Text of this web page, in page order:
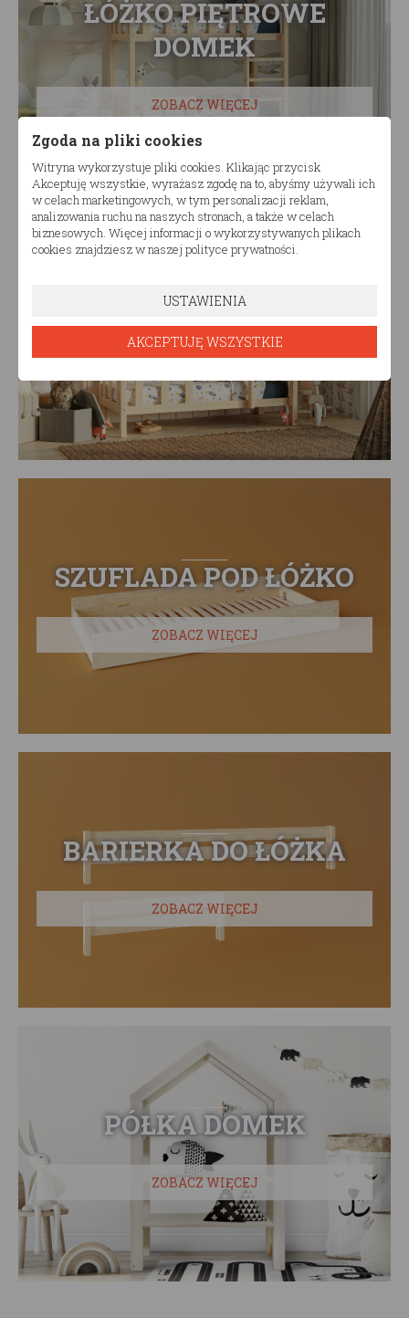
ŁÓŻKO PIĘTROWE
DOMEK
ZOBACZ WIĘCEJ
ŁÓŻKO PIĘTROWE
ZOBACZ WIĘCEJ
SZUFLADA POD ŁÓŻKO
ZOBACZ WIĘCEJ
BARIERKA DO ŁÓŻKA
ZOBACZ WIĘCEJ
PÓŁKA DOMEK
ZOBACZ WIĘCEJ
Zgoda na pliki cookies
Witryna wykorzystuje pliki cookies. Klikając przycisk
Akceptuję wszystkie, wyrażasz zgodę na to, abyśmy używali ich
w celach marketingowych, w tym personalizacji reklam,
analizowania ruchu na naszych stronach, a także w celach
biznesowych. Więcej informacji o wykorzystywanych plikach
cookies znajdziesz w naszej polityce prywatności.
USTAWIENIA
AKCEPTUJĘ WSZYSTKIE